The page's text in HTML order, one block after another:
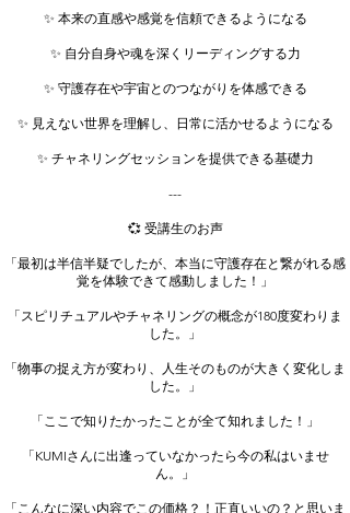
✨ 本来の直感や感覚を信頼できるようになる
✨ 自分自身や魂を深くリーディングする力
✨ 守護存在や宇宙とのつながりを体感できる
✨ 見えない世界を理解し、日常に活かせるようになる
✨ チャネリングセッションを提供できる基礎力
---
💞 受講生のお声
「最初は半信半疑でしたが、本当に守護存在と繋がれる感
覚を体験できて感動しました！」
「スピリチュアルやチャネリングの概念が180度変わりま
した。」
「物事の捉え方が変わり、人生そのものが大きく変化しま
した。」
「ここで知りたかったことが全て知れました！」
「KUMIさんに出逢っていなかったら今の私はいませ
ん。」
「こんなに深い内容でこの価格？！正直いいの？と思いま